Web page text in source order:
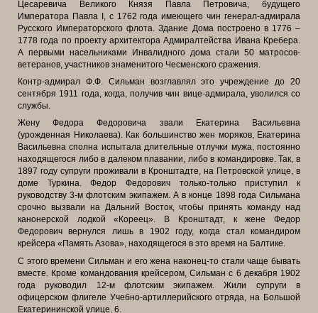
Цесаревича Великого Князя Павла Петровича, будущего
Императора Павла I, с 1762 года имеющего чин генерал-адмирала
Русского Императорского флота. Здание Дома построено в 1776 –
1778 года по проекту архитектора Адмиралтейства Ивана Кребера.
А первыми насельниками Инвалидного дома стали 50 матросов-
ветеранов, участников знаменитого Чесменского сражения.
Контр-адмирал Ф.Ф. Сильман возглавлял это учреждение до 20
сентября 1911 года, когда, получив чин вице-адмирала, уволился со
службы.
Жену Федора Федоровича звали Екатерина Васильевна
(урожденная Николаева). Как большинство жен моряков, Екатерина
Васильевна сполна испытала длительные отлучки мужа, постоянно
находящегося либо в далеком плавании, либо в командировке. Так, в
1897 году супруги проживали в Кронштадте, на Петровской улице, в
доме Туркина. Федор Федорович только-только приступил к
руководству 3-м флотским экипажем. А в конце 1898 года Сильмана
срочно вызвали на Дальний Восток, чтобы принять команду над
канонерской лодкой «Кореец». В Кронштадт, к жене Федор
Федорович вернулся лишь в 1902 году, когда стал командиром
крейсера «Память Азова», находящегося в это время на Балтике.
С этого времени Сильман и его жена наконец-то стали чаще бывать
вместе. Кроме командования крейсером, Сильман с 6 декабря 1902
года руководил 12-м флотским экипажем. Жили супруги в
офицерском флигеле Учебно-артиллерийского отряда, на Большой
Екатерининской улице, 6.